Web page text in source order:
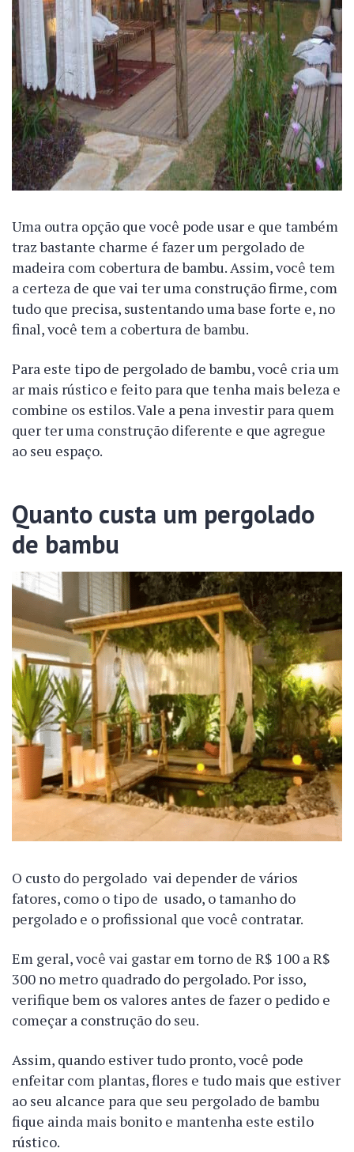
Uma outra opção que você pode usar e que também
traz bastante charme é fazer um pergolado de
madeira com cobertura de bambu. Assim, você tem
a certeza de que vai ter uma construção firme, com
tudo que precisa, sustentando uma base forte e, no
final, você tem a cobertura de bambu.
Para este tipo de pergolado de bambu, você cria um
ar mais rústico e feito para que tenha mais beleza e
combine os estilos. Vale a pena investir para quem
quer ter uma construção diferente e que agregue
ao seu espaço.
Quanto custa um pergolado
de bambu
O custo do pergolado vai depender de vários
fatores, como o tipo de usado, o tamanho do
pergolado e o profissional que você contratar.
Em geral, você vai gastar em torno de R$ 100 a R$
300 no metro quadrado do pergolado. Por isso,
verifique bem os valores antes de fazer o pedido e
começar a construção do seu.
Assim, quando estiver tudo pronto, você pode
enfeitar com plantas, flores e tudo mais que estiver
ao seu alcance para que seu pergolado de bambu
fique ainda mais bonito e mantenha este estilo
rústico.